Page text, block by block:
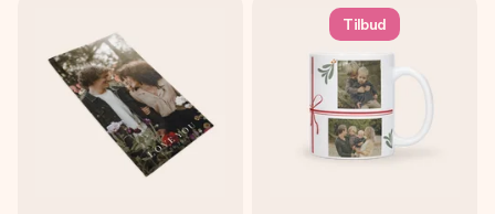
Tilbud